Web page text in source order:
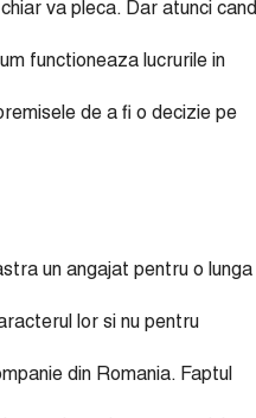
va pleca. Dar atunci cand
functioneaza lucrurile in
de a fi o decizie pe
un angajat pentru o lunga
lor si nu pentru
din Romania. Faptul